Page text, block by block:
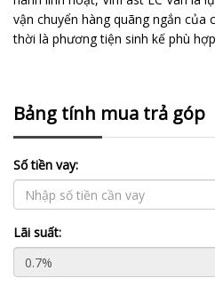
vận chuyển hàng quãng ngắn của
thời là phương tiện sinh kế phù
Bảng tính mua trả góp
Số tiền vay:
Lãi suất: